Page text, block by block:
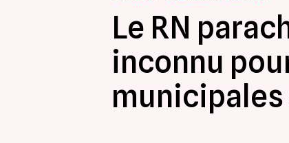
Le RN
inconnu
municipales